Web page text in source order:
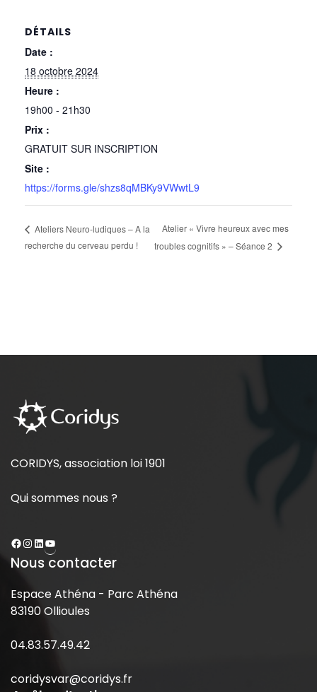
DÉTAILS
Date :
18 octobre 2024
Heure :
19h00 - 21h30
Prix :
GRATUIT SUR INSCRIPTION
Site :
https://forms.gle/shzs8qMBKy9VWwtL9
Ateliers Neuro-ludiques – A la
recherche du cerveau perdu !
Atelier « Vivre heureux avec mes
troubles cognitifs » – Séance 2
CORIDYS, association loi 1901
Qui sommes nous ?
Nous contacter
Espace Athéna - Parc Athéna
83190 Ollioules
04.83.57.49.42
coridysvar@coridys.fr